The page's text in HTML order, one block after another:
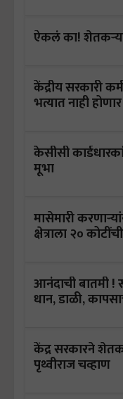
केंद्रीय सरकारी
भत्यात नाही
केसीसी
मूभा
मासेमारी
क्षेत्राला २०
आनंदाची बातमी ! सरकार वाढवू शकते एमएसपी;
धान, डाळी,
केंद्र सरकारने
पृथ्वीराज चव्हाण